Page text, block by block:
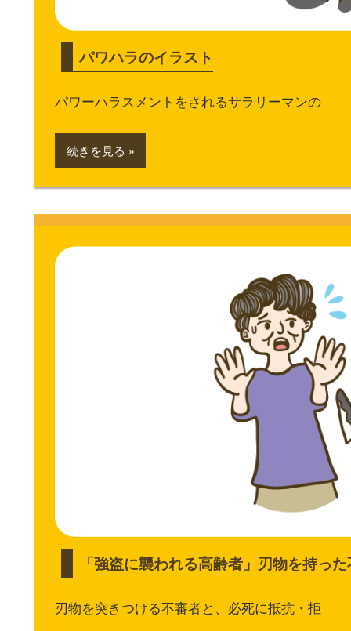
パワハラのイラスト
パワーハラスメントをされるサラリーマンの
続きを見る
「強盗に襲われる高齢者」刃物を持っ
刃物を突きつける不審者と、必死に抵抗・拒